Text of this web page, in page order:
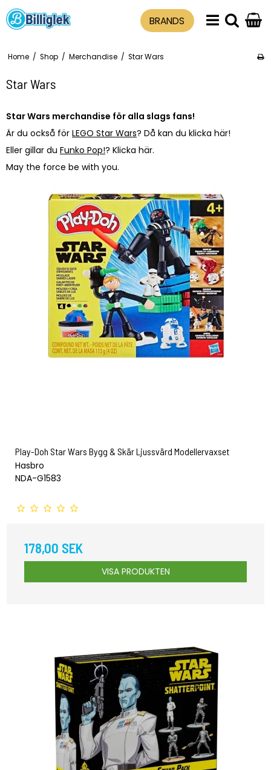
BRANDS
Home / Shop / Merchandise / Star Wars
Star Wars
Star Wars merchandise för alla slags fans!
Är du också för LEGO Star Wars? Då kan du klicka här!
Eller gillar du Funko Pop!? Klicka här.
May the force be with you.
Play-Doh Star Wars Bygg & Skär Ljussvärd Modellervaxset
Hasbro
NDA-G1583
178,00 SEK
VISA PRODUKTEN